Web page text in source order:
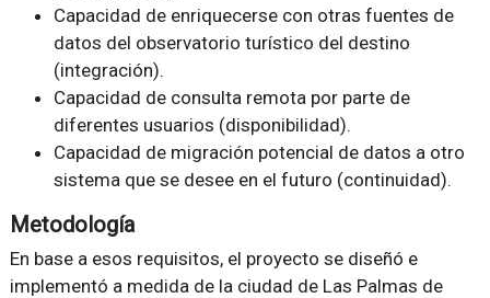
Capacidad de enriquecerse con otras fuentes de
datos del observatorio turístico del destino
(integración).
Capacidad de consulta remota por parte de
diferentes usuarios (disponibilidad).
Capacidad de migración potencial de datos a otro
sistema que se desee en el futuro (continuidad).
Metodología
En base a esos requisitos, el proyecto se diseñó e
implementó a medida de la ciudad de Las Palmas de